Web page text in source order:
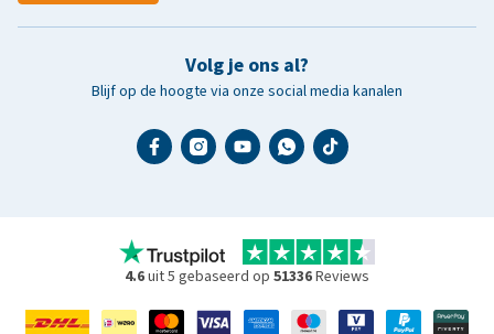
Volg je ons al?
Blijf op de hoogte via onze social media kanalen
4.6uit 5 gebaseerd op 51336Reviews